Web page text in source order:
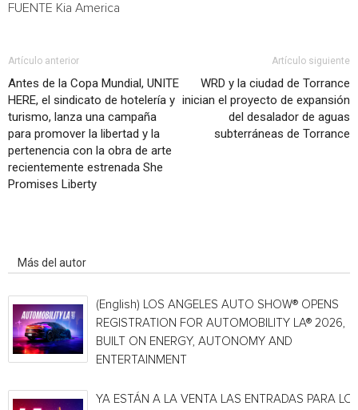
FUENTE Kia America
Artículo anterior
Antes de la Copa Mundial, UNITE
HERE, el sindicato de hotelería y
turismo, lanza una campaña
para promover la libertad y la
pertenencia con la obra de arte
recientemente estrenada She
Promises Liberty
Artículo siguiente
WRD y la ciudad de Torrance
inician el proyecto de expansión
del desalador de aguas
subterráneas de Torrance
Más del autor
(English) LOS ANGELES AUTO SHOW® OPENS
REGISTRATION FOR AUTOMOBILITY LA® 2026,
BUILT ON ENERGY, AUTONOMY AND
ENTERTAINMENT
YA ESTÁN A LA VENTA LAS ENTRADAS PARA